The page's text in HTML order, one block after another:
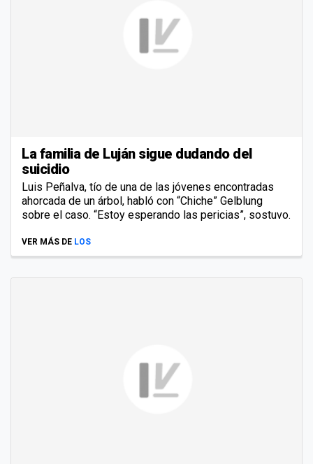
La familia de Luján sigue dudando del
suicidio
Luis Peñalva, tío de una de las jóvenes encontradas
ahorcada de un árbol, habló con “Chiche” Gelblung
sobre el caso. “Estoy esperando las pericias”, sostuvo.
VER MÁS DE LOS